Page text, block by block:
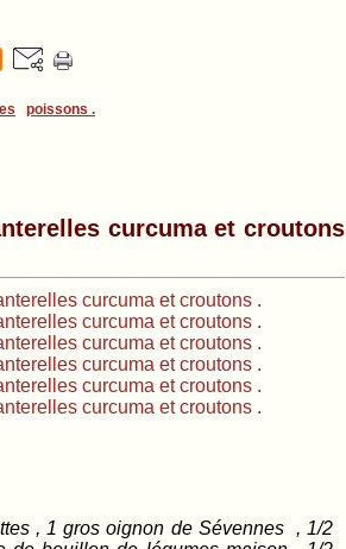
poissons .
curcuma et croutons
, 1 gros oignon de Sévennes , 1/2